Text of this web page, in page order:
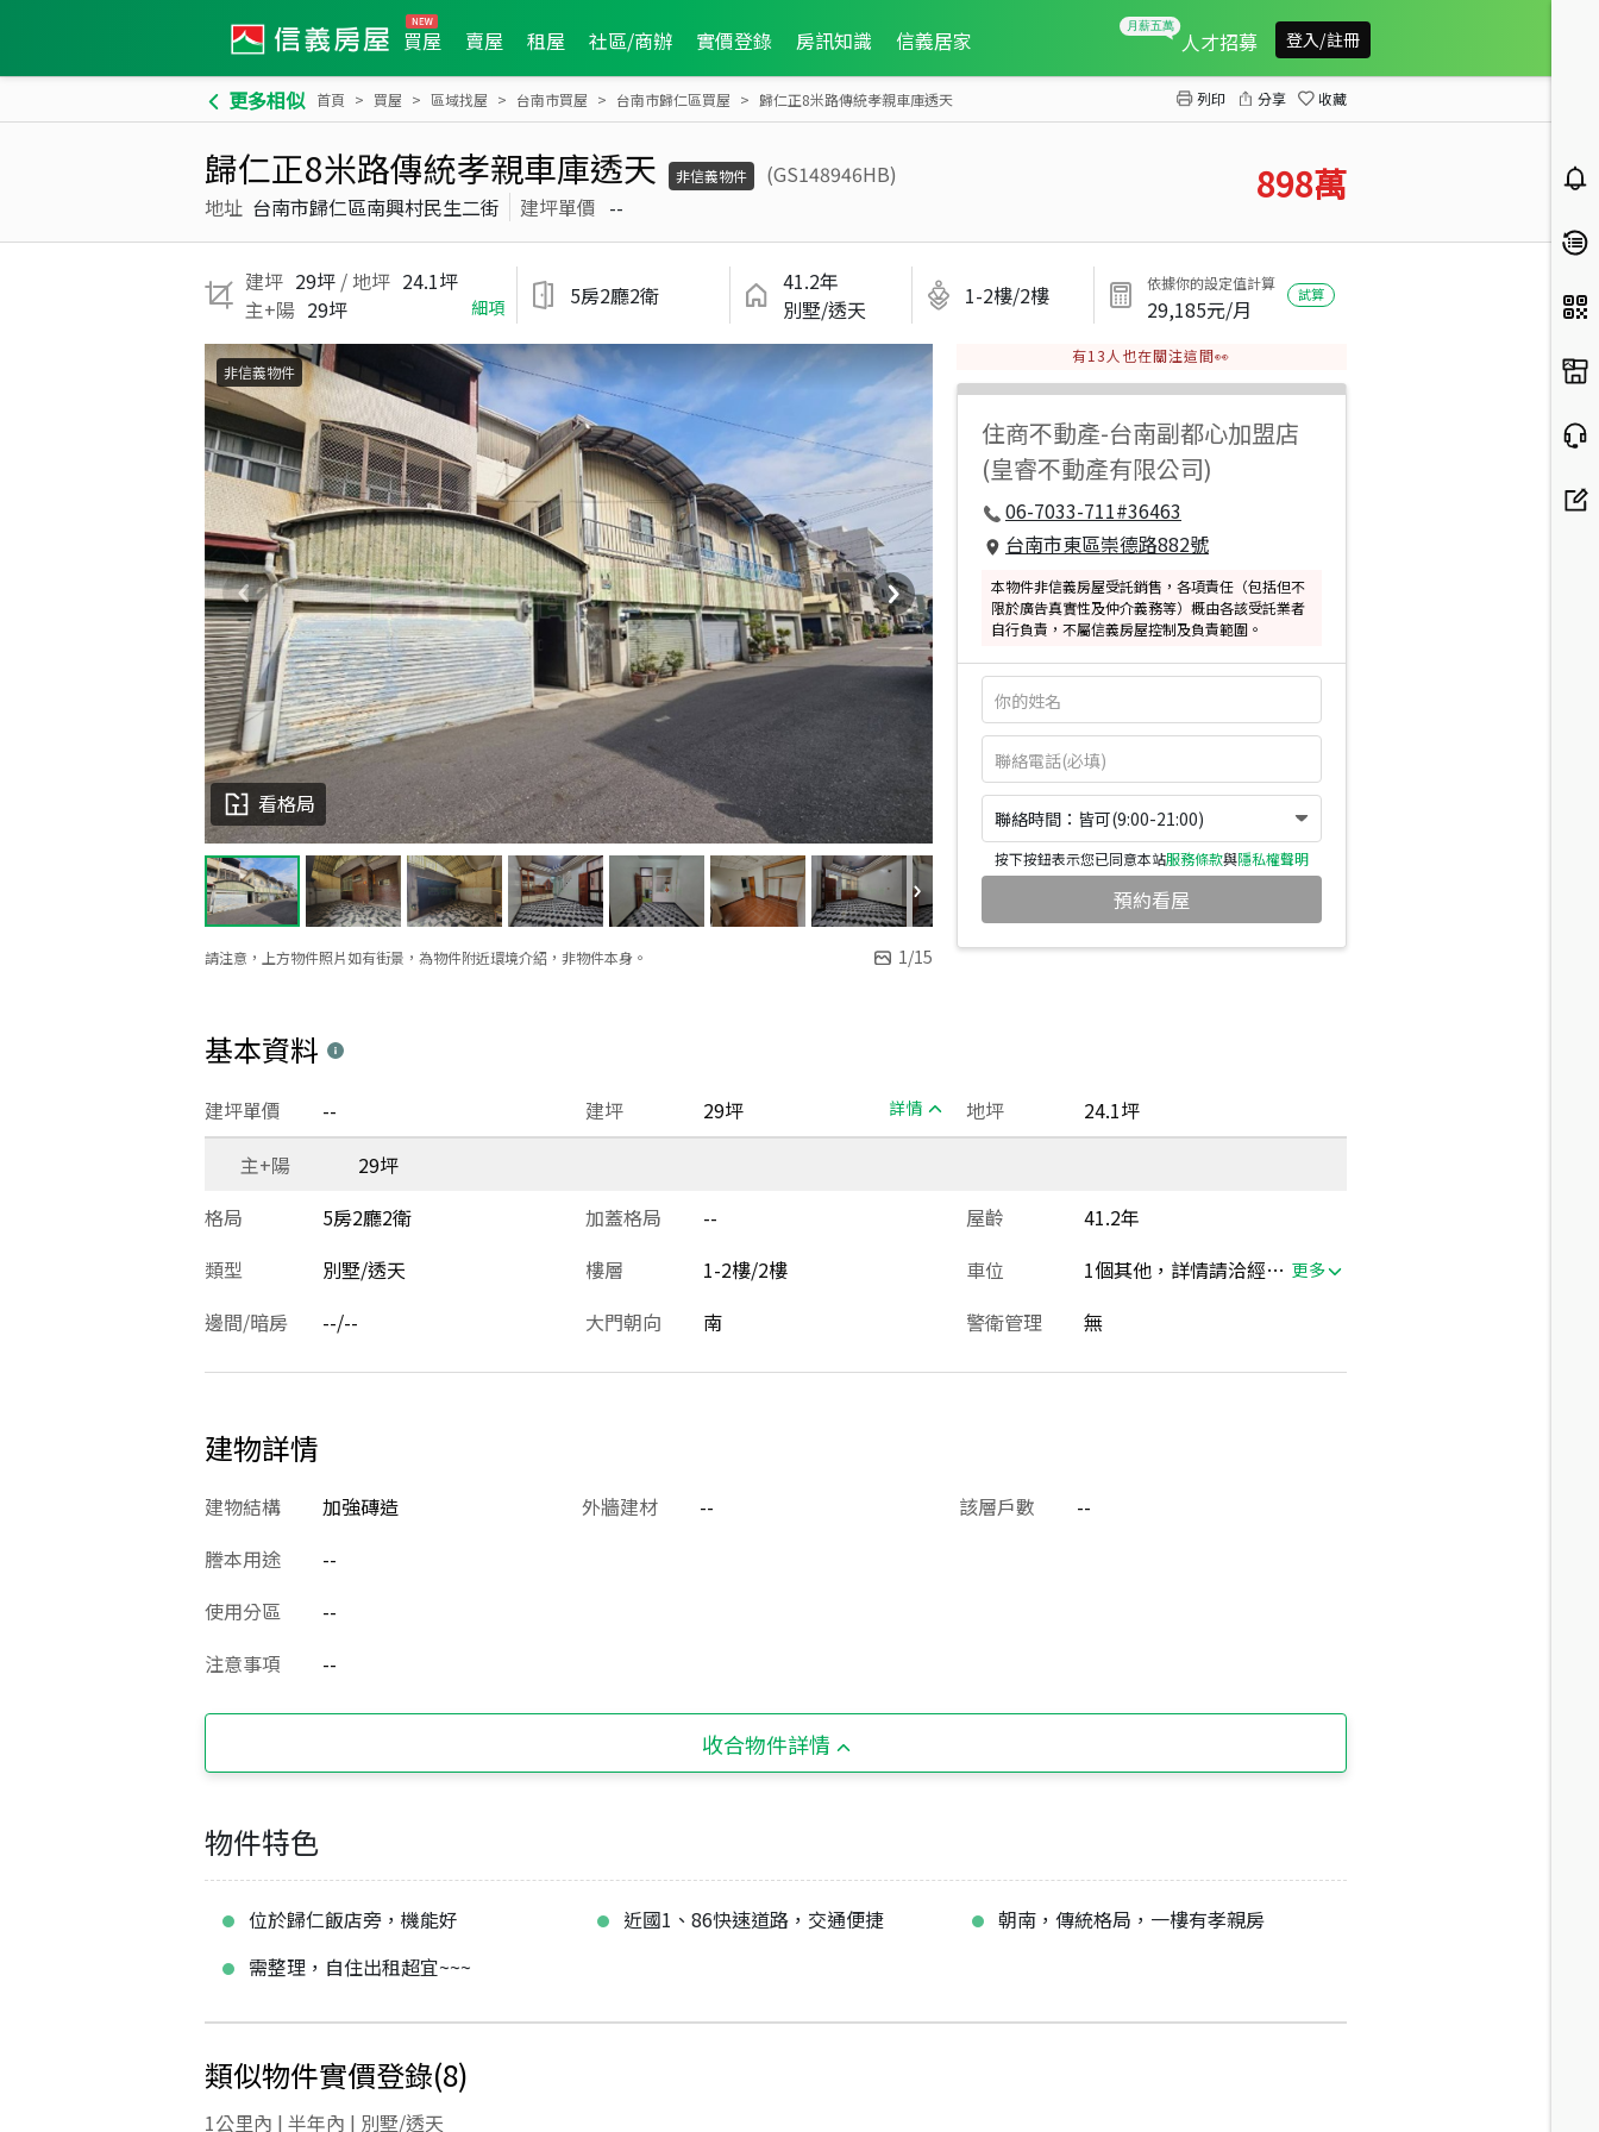
買屋 賣屋 租屋 社區/商辦 實價登錄 房訊知識 信義居家 人才招募 登入/註冊
更多相似 首頁 買屋 區域找屋 台南市買屋 台南市歸仁區買屋 歸仁正8米路傳統孝親車庫透天 列印 分享 收藏
歸仁正8米路傳統孝親車庫透天 非信義物件
(GS148946HB)
地址 台南市歸仁區南興村民生二街 建坪單價 -- 898萬
建坪 29坪 / 地坪 24.1坪
主+陽 29坪 細項 5房2廳2衛
41.2年
別墅/透天
1-2樓/2樓 依據你的設定值計算
29,185元/月
試算
請注意，上方物件照片如有街景，為物件附近環境介紹，非物件本身。 1/15
看格局
非信義物件
有13 人也在關注這間👀
住商不動產-台南副都心加盟店
(皇睿不動產有限公司)
06-7033-711#36463
台南市東區崇德路882號
本物件非信義房屋受託銷售，各項責任（包括但不
限於廣告真實性及仲介義務等）概由各該受託業者
自行負責，不屬信義房屋控制及負責範圍。
聯絡時間：皆可(9:00-21:00)
按下按鈕表示您已同意本站服務條款與隱私權聲明
預約看屋
基本資料
建坪 29坪 詳情
建坪單價 -- 地坪
24.1坪
主+陽
29坪
格局
5房2廳2衛 加蓋格局 -- 屋齡
41.2年
類型
別墅/透天 樓層 1-2樓/2樓 車位 1個其他，詳情請洽經紀人員 更多
邊間/暗房 --/-- 大門朝向 南 警衛管理 無
建物詳情
建物結構 加強磚造 外牆建材 -- 該層戶數
--
謄本用途
--
使用分區
--
注意事項
--
收合物件詳情
物件特色
位於歸仁飯店旁，機能好 近國1、86快速道路，交通便捷
朝南，傳統格局，一樓有孝親房
需整理，自住出租超宜~~~
類似物件實價登錄(8)
1公里內 | 半年內 | 別墅/透天